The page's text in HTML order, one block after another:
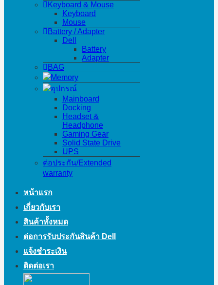
Keyboard & Mouse
Keyboard
Mouse
Battery / Adapter
Dell
Battery
Adapter
BAG
Memory
อุปกรณ์
Mainboard
Docking
Headset &
Headphone
Gaming Gear
Solid State Drive
UPS
ต่อประกัน/Extended
warranty
หน้าแรก
เกี่ยวกับเรา
สินค้าทั้งหมด
ต่อการรับประกันสินค้า Dell
แจ้งชำระเงิน
ติดต่อเรา